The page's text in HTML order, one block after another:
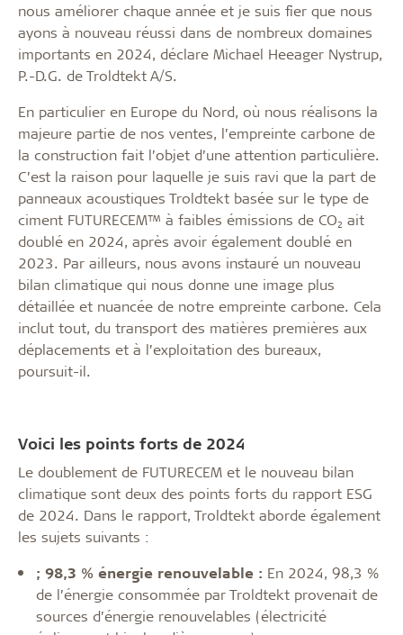
nous améliorer chaque année et je suis fier que nous
ayons à nouveau réussi dans de nombreux domaines
importants en 2024, déclare Michael Heeager Nystrup,
P.-D.G. de Troldtekt A/S.
En particulier en Europe du Nord, où nous réalisons la
majeure partie de nos ventes, l’empreinte carbone de
la construction fait l’objet d’une attention particulière.
C’est la raison pour laquelle je suis ravi que la part de
panneaux acoustiques Troldtekt basée sur le type de
ciment FUTURECEM™ à faibles émissions de CO₂ ait
doublé en 2024, après avoir également doublé en
2023. Par ailleurs, nous avons instauré un nouveau
bilan climatique qui nous donne une image plus
détaillée et nuancée de notre empreinte carbone. Cela
inclut tout, du transport des matières premières aux
déplacements et à l’exploitation des bureaux,
poursuit-il.
Voici les points forts de 2024
Le doublement de FUTURECEM et le nouveau bilan
climatique sont deux des points forts du rapport ESG
de 2024. Dans le rapport, Troldtekt aborde également
les sujets suivants :
; 98,3 % énergie renouvelable : En 2024, 98,3 %
de l’énergie consommée par Troldtekt provenait de
sources d’énergie renouvelables (électricité